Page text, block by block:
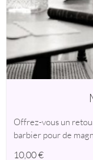
Offrez-vous un
barbier pour de
10,00€